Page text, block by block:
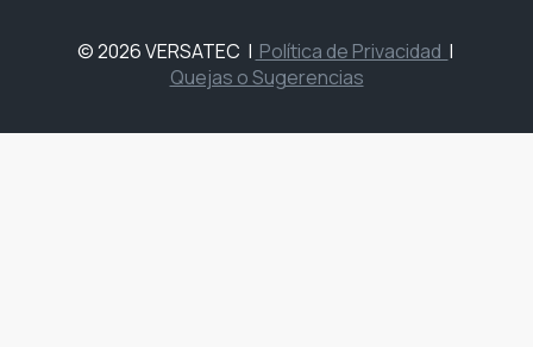
© 2026 VERSATEC | Política de Privacidad |
Quejas o Sugerencias